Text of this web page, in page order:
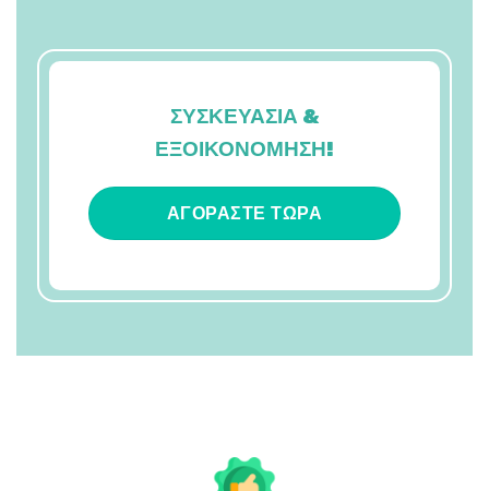
ΣΥΣΚΕΥΑΣΙΑ &
ΕΞΟΙΚΟΝΟΜΗΣΗ!
ΑΓΟΡΆΣΤΕ ΤΏΡΑ